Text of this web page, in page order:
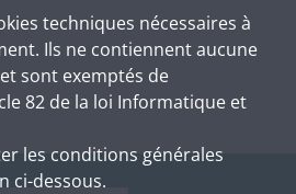
techniques nécessaires à
Ils ne contiennent aucune
sont exemptés de
82 de la loi Informatique et
les conditions générales
ci-dessous.